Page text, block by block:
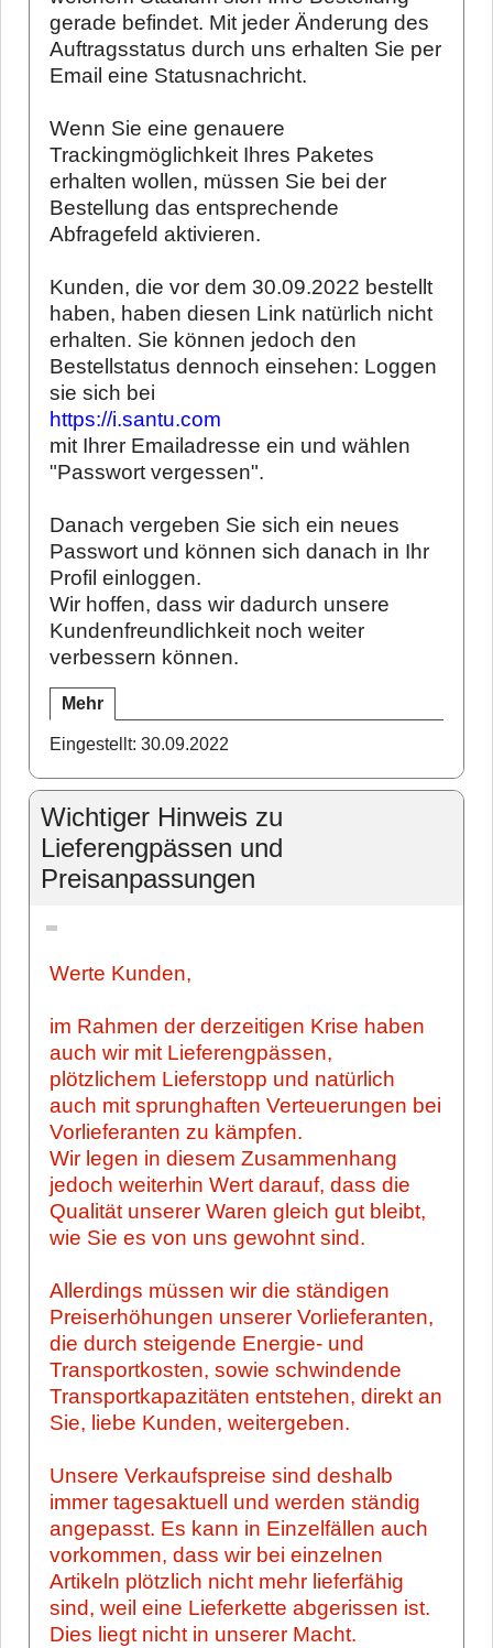
gerade befindet. Mit jeder Änderung des
Auftragsstatus durch uns erhalten Sie per
Email eine Statusnachricht.
Wenn Sie eine genauere
Trackingmöglichkeit Ihres Paketes
erhalten wollen, müssen Sie bei der
Bestellung das entsprechende
Abfragefeld aktivieren.
Kunden, die vor dem 30.09.2022 bestellt
haben, haben diesen Link natürlich nicht
erhalten. Sie können jedoch den
Bestellstatus dennoch einsehen: Loggen
sie sich bei
https://i.santu.com
mit Ihrer Emailadresse ein und wählen
"Passwort vergessen".
Danach vergeben Sie sich ein neues
Passwort und können sich danach in Ihr
Profil einloggen.
Wir hoffen, dass wir dadurch unsere
Kundenfreundlichkeit noch weiter
verbessern können.
Mehr
Eingestellt: 30.09.2022
Wichtiger Hinweis zu
Lieferengpässen und
Preisanpassungen
Werte Kunden,
im Rahmen der derzeitigen Krise haben
auch wir mit Lieferengpässen,
plötzlichem Lieferstopp und natürlich
auch mit sprunghaften Verteuerungen bei
Vorlieferanten zu kämpfen.
Wir legen in diesem Zusammenhang
jedoch weiterhin Wert darauf, dass die
Qualität unserer Waren gleich gut bleibt,
wie Sie es von uns gewohnt sind.
Allerdings müssen wir die ständigen
Preiserhöhungen unserer Vorlieferanten,
die durch steigende Energie- und
Transportkosten, sowie schwindende
Transportkapazitäten entstehen, direkt an
Sie, liebe Kunden, weitergeben.
Unsere Verkaufspreise sind deshalb
immer tagesaktuell und werden ständig
angepasst. Es kann in Einzelfällen auch
vorkommen, dass wir bei einzelnen
Artikeln plötzlich nicht mehr lieferfähig
sind, weil eine Lieferkette abgerissen ist.
Dies liegt nicht in unserer Macht.